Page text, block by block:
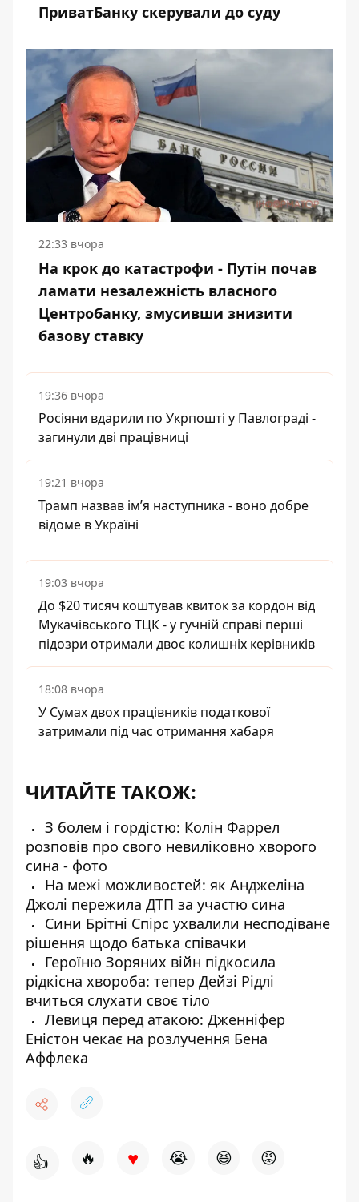
ПриватБанку скерували до суду
22:33 вчора
На крок до катастрофи - Путін почав
ламати незалежність власного
Центробанку, змусивши знизити
базову ставку
19:36 вчора
Росіяни вдарили по Укрпошті у Павлограді -
загинули дві працівниці
19:21 вчора
Трамп назвав імʼя наступника - воно добре
відоме в Україні
19:03 вчора
До $20 тисяч коштував квиток за кордон від
Мукачівського ТЦК - у гучній справі перші
підозри отримали двоє колишніх керівників
18:08 вчора
У Сумах двох працівників податкової
затримали під час отримання хабаря
ЧИТАЙТЕ ТАКОЖ:
З болем і гордістю: Колін Фаррел
розповів про свого невиліковно хворого
сина - фото
На межі можливостей: як Анджеліна
Джолі пережила ДТП за участю сина
Сини Брітні Спірс ухвалили несподіване
рішення щодо батька співачки
Героїню Зоряних війн підкосила
рідкісна хвороба: тепер Дейзі Рідлі
вчиться слухати своє тіло
Левиця перед атакою: Дженніфер
Еністон чекає на розлучення Бена
Аффлека
👍 🔥 ♥ 😭 😆 😡